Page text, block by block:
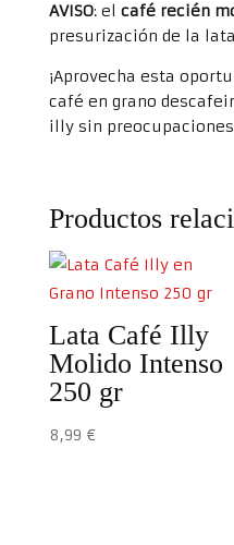
AVISO: el café recién
presurización de la
¡Aprovecha esta
café en grano
illy sin
Productos
Lata Café Illy
Molido Intenso
250 gr
8,99 €